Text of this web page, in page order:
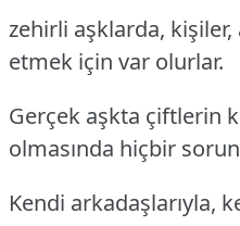
zehirli aşklarda,
etmek için var olurlar.
Gerçek aşkta çiftlerin
olmasında hiçbir
Kendi arkadaşlarıyla,